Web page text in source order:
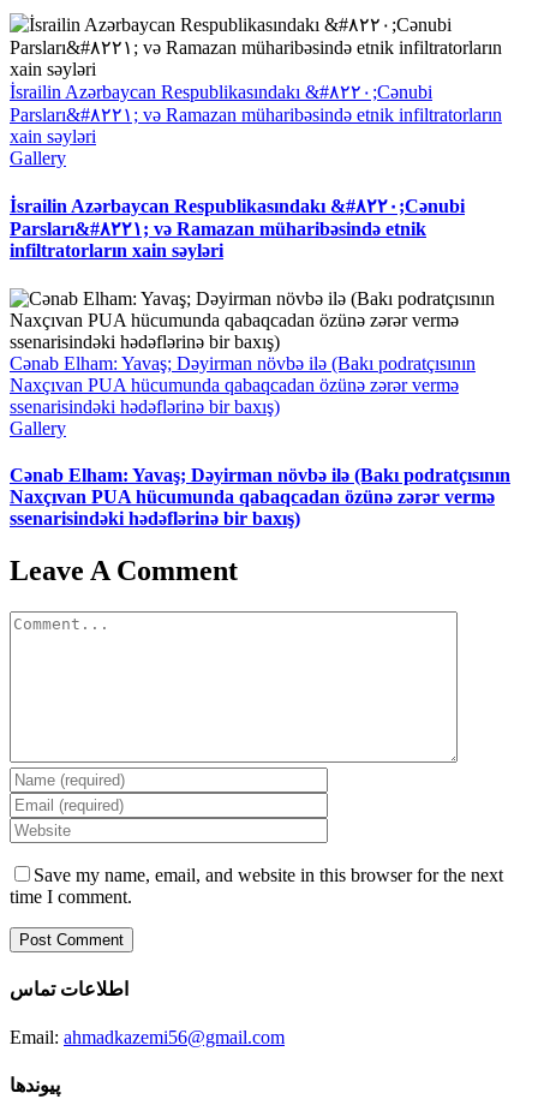
İsrailin Azərbaycan Respublikasındakı &#۸۲۲۰;Cənubi
Parsları&#۸۲۲۱; və Ramazan müharibəsində etnik infiltratorların
xain səyləri
Gallery
İsrailin Azərbaycan Respublikasındakı &#۸۲۲۰;Cənubi
Parsları&#۸۲۲۱; və Ramazan müharibəsində etnik
infiltratorların xain səyləri
Cənab Elham: Yavaş; Dəyirman növbə ilə (Bakı podratçısının
Naxçıvan PUA hücumunda qabaqcadan özünə zərər vermə
ssenarisindəki hədəflərinə bir baxış)
Gallery
Cənab Elham: Yavaş; Dəyirman növbə ilə (Bakı podratçısının
Naxçıvan PUA hücumunda qabaqcadan özünə zərər vermə
ssenarisindəki hədəflərinə bir baxış)
Leave A Comment
Comment
Save my name, email, and website in this browser for the next
time I comment.
اطلاعات تماس
Email: ahmadkazemi56@gmail.com
پیوندها